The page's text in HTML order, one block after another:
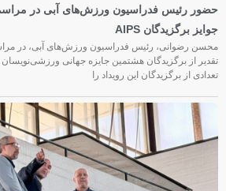
حضور رئیس فدراسیون ورزش‌های آبی در مراسم
جوایز برگزیدگان AIPS
محسن رضوانی، رئیس فدراسیون ورزش‌های آبی، در
تعدادی از برگزیدگان این رویداد را